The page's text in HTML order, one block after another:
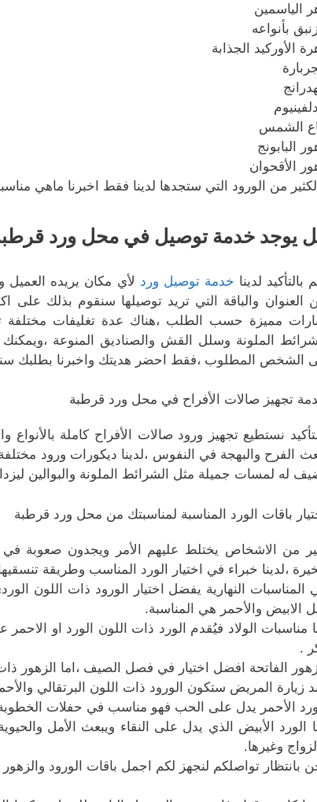
الياسمين
بأنواعه
الأوركيد الجذابة
الشمس
البابونج
الأقحوان
من الورود التي ستجدها لدينا فقط اخبرنا ماهي
يوجد خدمة توصيل في محل ورد
بالتأكيد لدينا خدمة توصيل ورد لأي مكان يريده
العنوان والباقة التي تريد توصيلها سنقوم بذلك على
مميزة حسب الطلب ،هناك عدة تغليفات مختلفة
الملونة وسلل القش والصناديق المنوعة
الشخص المطلوب ،فقط احضر هديتك واخبرنا بطلبك
تجهيز صالات الأفراح في محل ورد قرطبة
نستطيع تجهيز ورود صالات الأفراح كاملة
الفرح والبهجة في النفوس ،لدينا ديكورات ورود
له لمسات جميلة مثل الشرائط الملونة والبوالين
باقات الورد المناسبة لمناسبتك من محل ورد قرطبة
من الاشخاص يختلط عليهم الأمر ويجدون صعوبة في
،لدينا خبراء في اختيار الورد المناسب وطريقة
المناسبات النهارية يفضل اختيار الورود ذات اللون
الابيض والأحمر هي المناسبة.
مناسبات الولاد فيُقدم الورد ذات اللون الورد او
.
الفاتحة افضل اختيار في فصل الصيف ،اما الزهور
زيارة المريض ستكون الورود ذات اللون البرتقالي
الأحمر يدل على الحب فهو مناسب في حفلات الخطوبة
الورد الأبيض الذي يدل على النقاء ويبعث الأمل
وغيرها.
بانتظار تواصلكم لنجهز لكم اجمل باقات الورود